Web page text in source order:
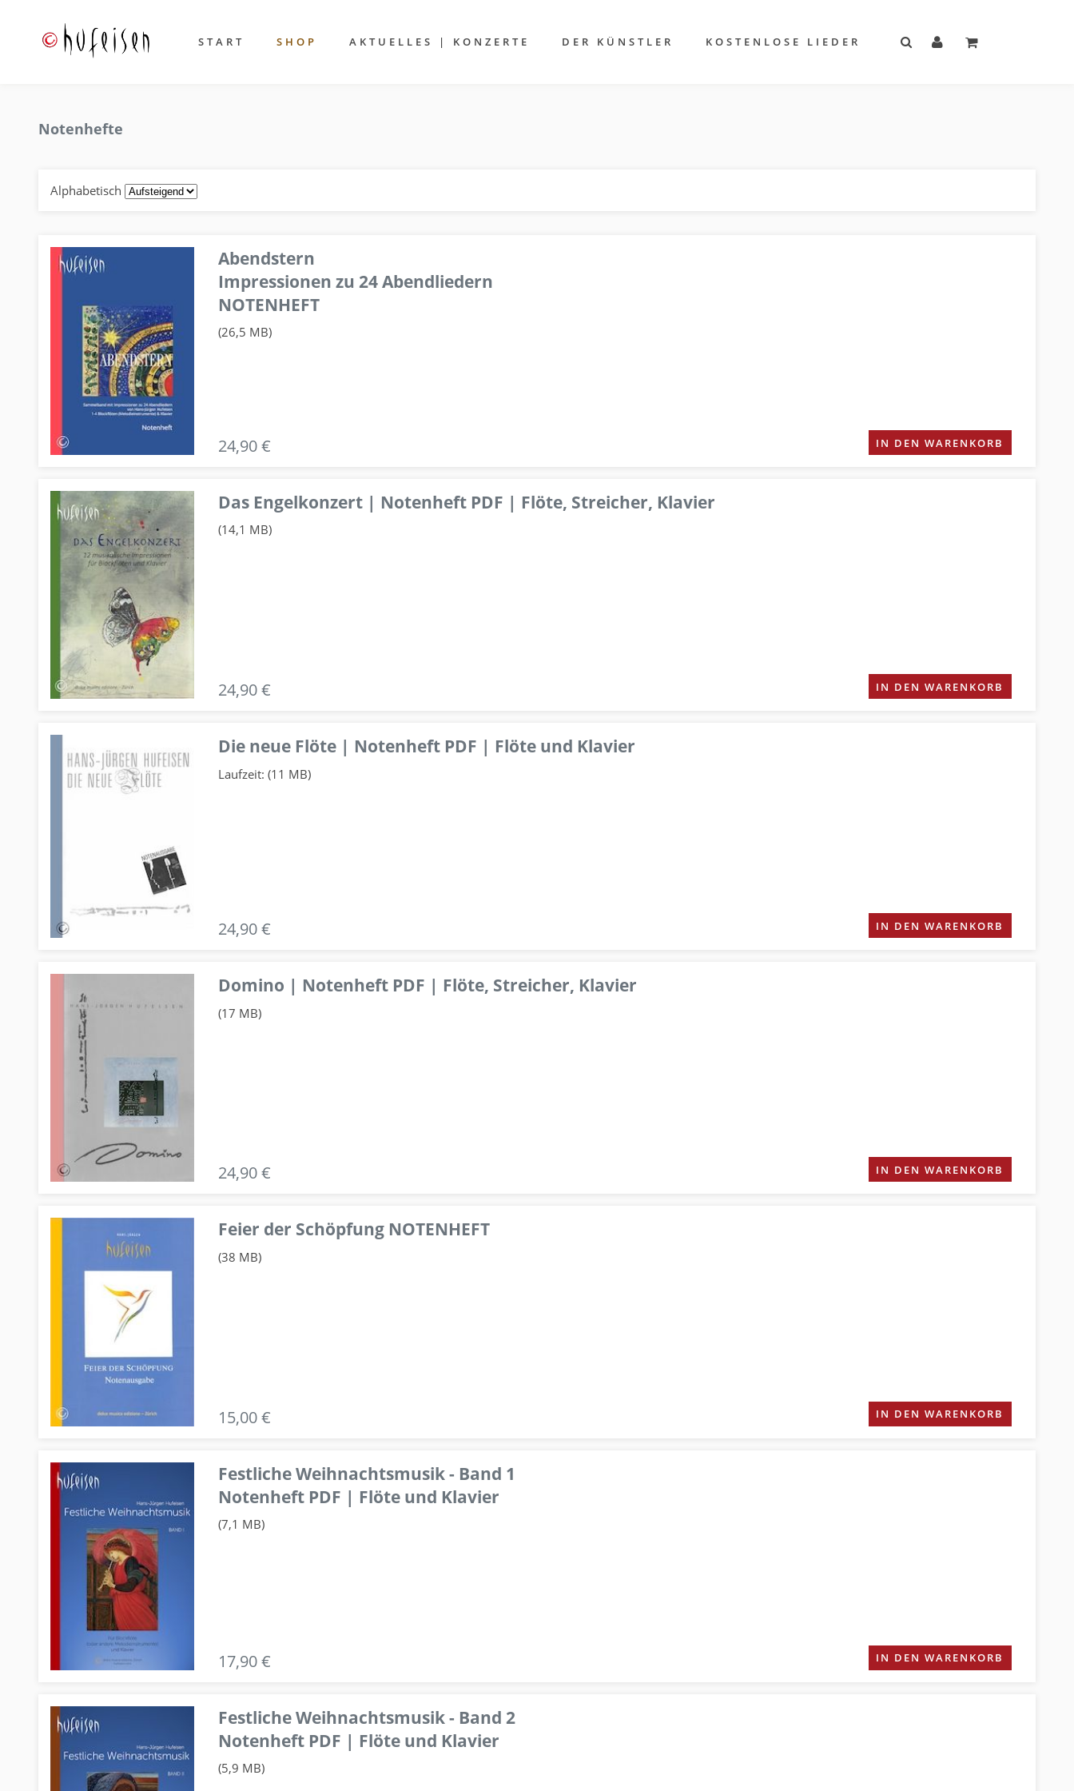
START SHOP AKTUELLES | KONZERTE DER KÜNSTLER KOSTENLOSE LIEDER
Notenhefte
Alphabetisch
Abendstern
Impressionen zu 24 Abendliedern
NOTENHEFT
(26,5 MB)
24,90 € IN DEN WARENKORB
Das Engelkonzert | Notenheft PDF | Flöte, Streicher, Klavier
(14,1 MB)
24,90 € IN DEN WARENKORB
Die neue Flöte | Notenheft PDF | Flöte und Klavier
Laufzeit: (11 MB)
24,90 € IN DEN WARENKORB
Domino | Notenheft PDF | Flöte, Streicher, Klavier
(17 MB)
24,90 € IN DEN WARENKORB
Feier der Schöpfung NOTENHEFT
(38 MB)
15,00 € IN DEN WARENKORB
Festliche Weihnachtsmusik - Band 1
Notenheft PDF | Flöte und Klavier
(7,1 MB)
17,90 € IN DEN WARENKORB
Festliche Weihnachtsmusik - Band 2
Notenheft PDF | Flöte und Klavier
(5,9 MB)